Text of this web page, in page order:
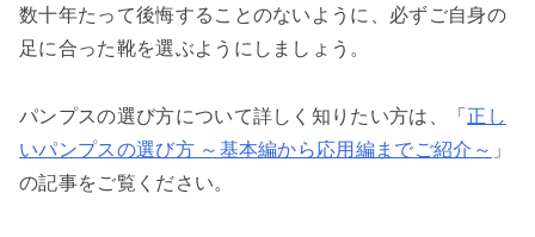
数十年たって後悔することのないように、必ずご自身の
足に合った靴を選ぶようにしましょう。
パンプスの選び方について詳しく知りたい方は、「 正し
いパンプスの選び方 ～基本編から応用編までご紹介～ 」
の記事をご覧ください。